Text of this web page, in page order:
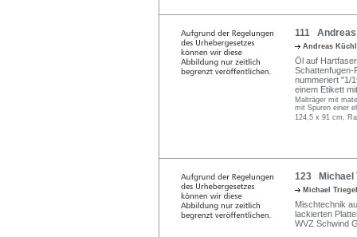
111 Andreas
Andreas
Öl auf
Schattenfugen-
nummeriert "1/
einem Etikett
Malträger mit
mit Spuren einer
124,5 x 91 cm,
123 Michael
Michael
Mischtechnik
lackierten
WVZ Schwind